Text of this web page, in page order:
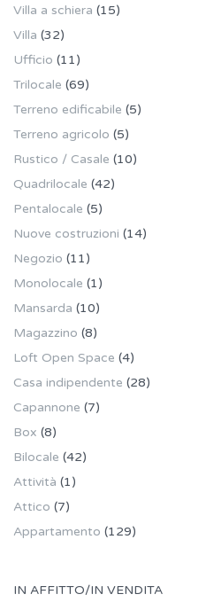
Villa a schiera (15)
Villa (32)
Ufficio (11)
Trilocale (69)
Terreno edificabile (5)
Terreno agricolo (5)
Rustico / Casale (10)
Quadrilocale (42)
Pentalocale (5)
Nuove costruzioni (14)
Negozio (11)
Monolocale (1)
Mansarda (10)
Magazzino (8)
Loft Open Space (4)
Casa indipendente (28)
Capannone (7)
Box (8)
Bilocale (42)
Attività (1)
Attico (7)
Appartamento (129)
IN AFFITTO/IN VENDITA